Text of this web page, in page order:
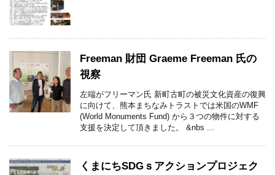
Freeman 財団 Graeme Freeman 氏の
視察
左端がフリーマン氏 新町古町の被災文化資産の復興
に向けて、熊本まちなみトラストでは米国のWMF
(World Monuments Fund) から３つの物件に対する
支援を決定して頂きました。 &nbs ...
くまにちSDGｓアクションプロジェク